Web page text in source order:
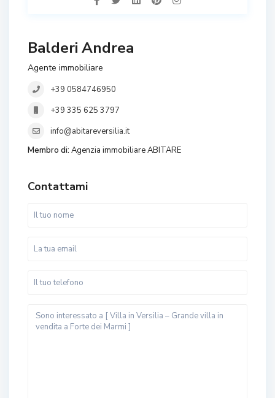
Balderi Andrea
Agente immobiliare
+39 0584746950
+39 335 625 3797
info@abitareversilia.it
Membro di: Agenzia immobiliare ABITARE
Contattami